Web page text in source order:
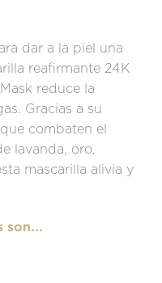
dar a la piel una
reafirmante 24K
reduce la
Gracias a su
combaten el
lavanda, oro,
mascarilla alivia y
son...